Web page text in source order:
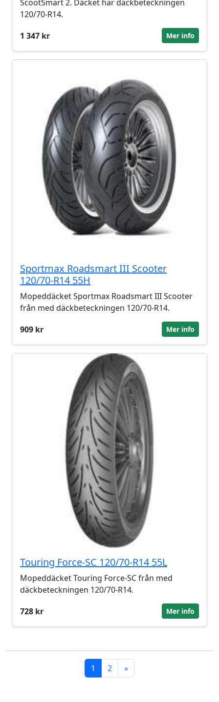
ScootSmart 2. Däcket har däckbeteckningen
120/70-R14.
1 347 kr
Mer info
Sportmax Roadsmart III Scooter
120/70-R14 55H
Mopeddäcket Sportmax Roadsmart III Scooter
från med däckbeteckningen 120/70-R14.
909 kr
Mer info
Touring Force-SC 120/70-R14 55L
Mopeddäcket Touring Force-SC från med
däckbeteckningen 120/70-R14.
728 kr
Mer info
1 2 »